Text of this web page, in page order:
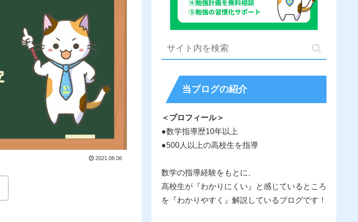
2021.08.06
当ブログの紹介
＜プロフィール＞
●数学指導歴10年以上
●500人以上の高校生を指導
数学の指導経験をもとに、
高校生が『わかりにくい』と感じているところ
を『わかりやすく』解説しているブログです！